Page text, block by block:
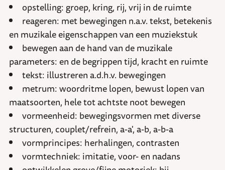
opstelling: groep, kring, rij, vrij in de ruimte
reageren: met bewegingen n.a.v. tekst, betekenis
en muzikale eigenschappen van een muziekstuk
bewegen aan de hand van de muzikale
parameters: en de begrippen tijd, kracht en ruimte
tekst: illustreren a.d.h.v. bewegingen
metrum: woordritme lopen, bewust lopen van
maatsoorten, hele tot achtste noot bewegen
vormeenheid: bewegingsvormen met diverse
structuren, couplet/refrein, a-a', a-b, a-b-a
vormprincipes: herhalingen, contrasten
vormtechniek: imitatie, voor- en nadans